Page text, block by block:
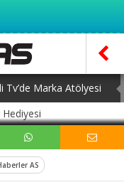
Tv’de Marka Atölyesi
Geliyor?
Fark Yaratır
AS